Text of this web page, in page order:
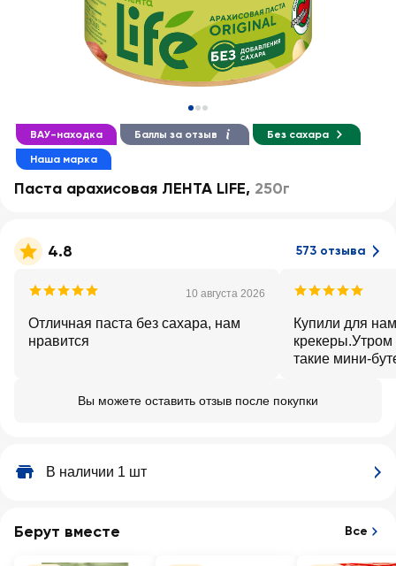
ВАУ-находка Баллы за отзыв
Без сахара
Наша марка
Паста арахисовая ЛЕНТА LIFE, 250г
4.8 573 отзыва
10 августа 2026
Отличная паста без сахара, нам
нравится
Купили для
такие мини-
пробовала
Вы можете оставить отзыв после покупки
В наличии 1 шт
Берут вместе Все